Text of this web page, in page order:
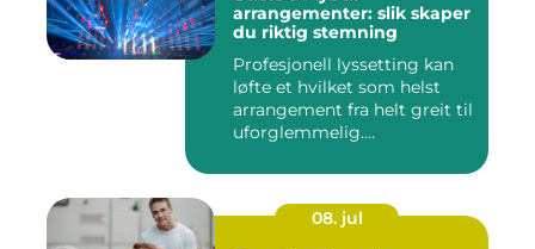
arrangementer: slik skaper
du riktig stemning
Profesjonell lyssetting kan
løfte et hvilket som helst
arrangement fra helt greit til
uforglemmelig....
08. jul